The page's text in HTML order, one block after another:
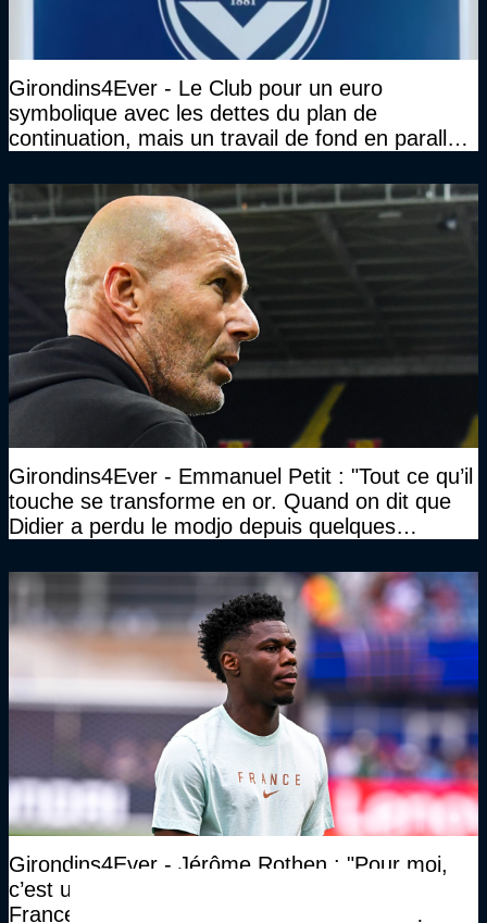
Girondins4Ever - Le Club pour un euro
symbolique avec les dettes du plan de
continuation, mais un travail de fond en parallèle
Girondins4Ever - Emmanuel Petit : "Tout ce qu’il
touche se transforme en or. Quand on dit que
Didier a perdu le modjo depuis quelques
Girondins4Ever - Jérôme Rothen : "Pour moi,
c’est un mal pour un bien pour l’Equipe de
France. Aurélien Tchouaméni fait le strict